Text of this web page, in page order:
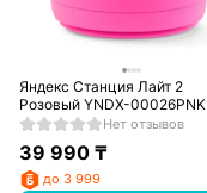
Яндекс Станция Лайт 2
Розовый YNDX-00026PNK
Нет отзывов
39 990₸
до 3 999